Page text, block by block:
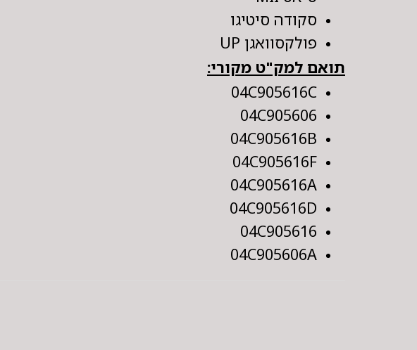
סקודה סיטיגו
פולקסוואגן UP
תואם למק"ט מקורי:
04C905616C
04C905606
04C905616B
04C905616F
04C905616A
04C905616D
04C905616
04C905606A